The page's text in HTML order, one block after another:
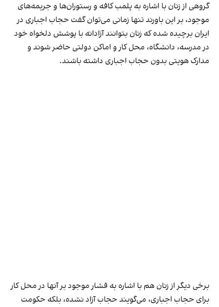
گروهی از زنان با اشاره به پلمب کافه و رستوران‌ها و جریمه‌های
موجود، بر این باورند تنها زمانی می‌توان گفت حجاب اجباری در
ایران برچیده شده که زنان بتوانند آزادانه با پوشش دلخواه خود
در مدرسه، دانشگاه، محل کار و اماکن دولتی حاضر شوند و
مدارک هویتی بدون حجاب اجباری داشته باشند.
برخی دیگر از زنان هم با اشاره به فشار موجود بر آنها در محل کار
برای حجاب اجباری، می‌گویند حجاب آزاد نشده، بلکه حکومت